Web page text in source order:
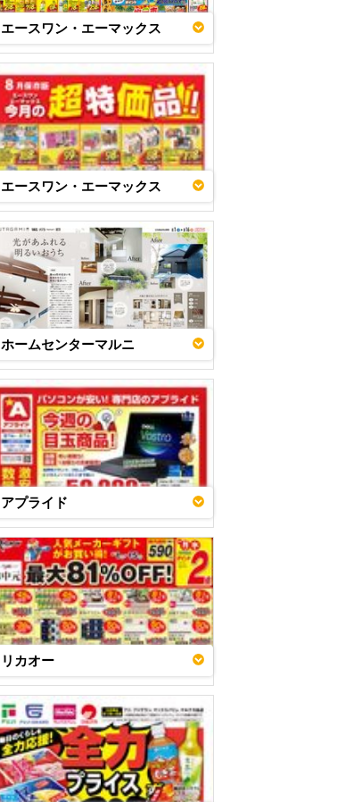
エースワン・エーマックス
エースワン・エーマックス
ホームセンターマルニ
アプライド
リカオー